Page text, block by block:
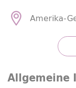
Amerika-
Allgemeine